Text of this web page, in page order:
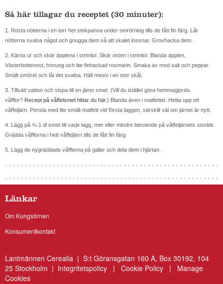
Så här tillagar du receptet (30 minuter):
1. Rosta nötterna i en torr het stekpanna under omrörning tills de fått fin färg. Låt
nötterna svalna något och gnugga dem så att skalet lossnar. Grovhacka dem.
2. Kärna ur och skär äpplena i strimlor. Skär osten i strimlor. Blanda äpplen,
Västerbottenost, honung och lite finhackad rosmarin. Smaka av med salt och peppar.
Smält smöret och låt det svalna. Häll mixen i en stor skål.
3. Tillsätt vatten och vispa till en jämn smet. (Vill du istället göra hemmagjorda
våfflor? Recept på våffelsmet hittar du här.) Blanda även i matfettet. Hetta upp ett
våffeljärn. Pensla med lite smält matfett vid första laggen, särskilt väl om järnet är nytt.
4. Lägg på ¾-1 dl smet till varje lagg, mer eller mindre beroende på våffeljärnets storlek.
Grädda våfflorna i hett våffeljärn tills de fått fin färg.
5. Lägg de nygräddade våfflorna på galler och dela dem i hjärtan.
Länkar
Om Kungsörnen
Konsumentkontakt
Lantmännen Cerealia | S:t Göransgatan 160 A, Box 30192, 104
25 Stockholm | Integritetspolicy | Cookie Policy | Manage
Cookies